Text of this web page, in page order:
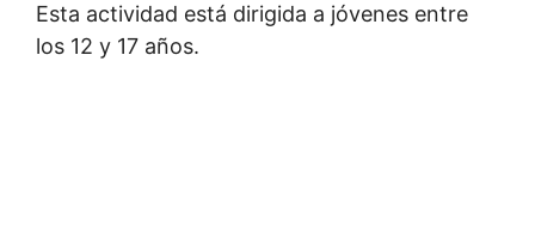
Esta actividad está dirigida a jóvenes entre
los 12 y 17 años.